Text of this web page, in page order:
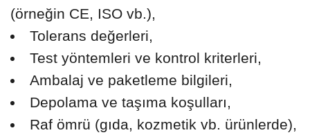
(örneğin CE, ISO vb.),
Tolerans değerleri,
Test yöntemleri ve kontrol kriterleri,
Ambalaj ve paketleme bilgileri,
Depolama ve taşıma koşulları,
Raf ömrü (gıda, kozmetik vb. ürünlerde),